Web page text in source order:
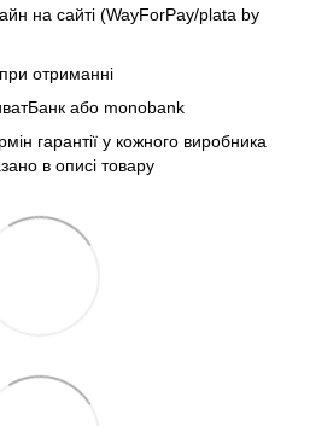
на сайті (WayForPay/plata by
отриманні
або monobank
гарантії у кожного виробника
в описі товару